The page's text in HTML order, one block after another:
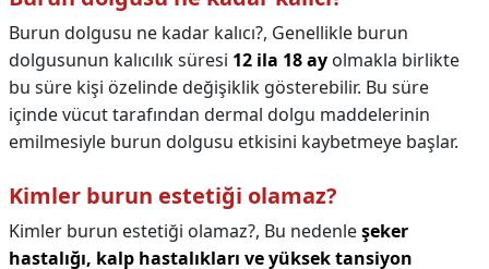
Burun dolgusu ne kadar kalıcı?, Genellikle burun
dolgusunun kalıcılık süresi 12 ila 18 ay olmakla birlikte
bu süre kişi özelinde değişiklik gösterebilir. Bu süre
içinde vücut tarafından dermal dolgu maddelerinin
emilmesiyle burun dolgusu etkisini kaybetmeye başlar.
Kimler burun estetiği olamaz?
Kimler burun estetiği olamaz?, Bu nedenleşeker
hastalığı, kalp hastalıkları ve yüksek tansiyon